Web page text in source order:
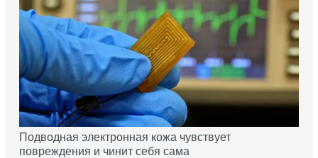
Подводная электронная кожа чувствует
повреждения и чинит себя сама